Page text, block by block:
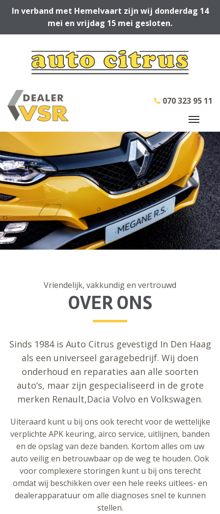
In verband met Hemelvaart zijn wij donderdag 14
mei en vrijdag 15 mei gesloten.
070 323 95 11
Vriendelijk, vakkundig en vertrouwd
OVER ONS
Sinds 1984 is Auto Citrus gevestigd In Den Haag
als een universeel garagebedrijf. Wij doen
onderhoud en reparaties aan alle soorten
auto’s, maar zijn gespecialiseerd in de grote
merken Renault,Dacia Volvo en Volkswagen.
Uiteraard kunt u bij ons ook terecht voor de wettelijke
verplichte APK keuring, airco service, uitlijnen, banden
en de opslag van deze banden. Kortom alles om uw
auto veilig en betrouwbaar op de weg te houden. Ook
voor complexere storingen kunt u bij ons terecht
omdat wij beschikken over een hele reeks uitlees- en
dealerapparatuur om alle diagnoses snel te kunnen
stellen.